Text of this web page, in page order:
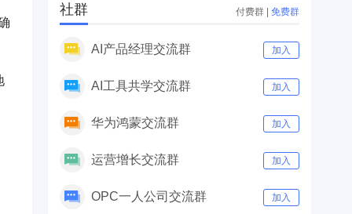
社群 付费群 | 免费群
AI产品经理交流群 加入
AI工具共学交流群 加入
华为鸿蒙交流群 加入
运营增长交流群 加入
OPC一人公司交流群 加入